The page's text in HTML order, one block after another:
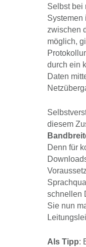
Selbst bei
Systemen
zwischen
möglich,
durch ein
Daten
diesem
Denn für
schnellen
Sie nun
Als Tipp: